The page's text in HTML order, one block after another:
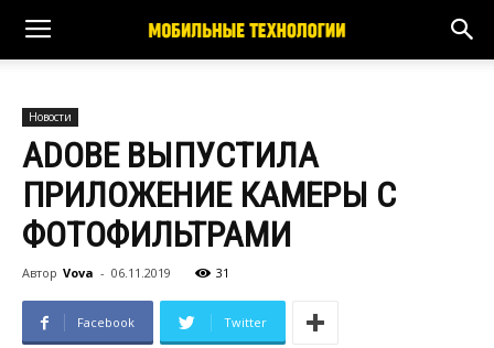
Новости
ADOBE ВЫПУСТИЛА
ПРИЛОЖЕНИЕ КАМЕРЫ С
ФОТОФИЛЬТРАМИ
Автор Vova - 06.11.2019 31
Facebook Twitter